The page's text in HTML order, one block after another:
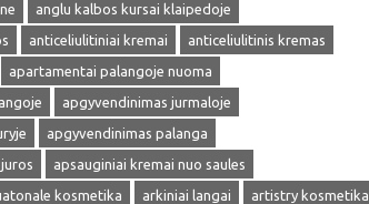
anglu kalbos kursai klaipedoje
anticeliulitiniai kremai
anticeliulitinis kremas
apartamentai palangoje nuoma
apgyvendinimas jurmaloje
apgyvendinimas palanga
apsauginiai kremai nuo saules
kosmetika arkiniai langai
artistry kosmetika